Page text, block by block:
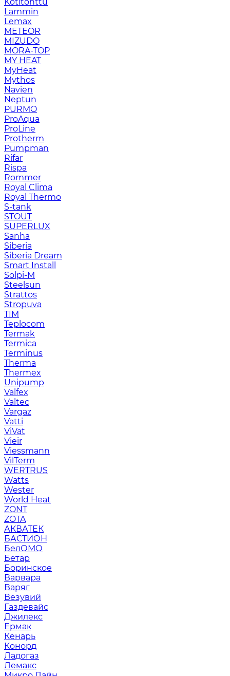
Lammin
Lemax
METEOR
MIZUDO
MORA-TOP
MY HEAT
MyHeat
Mythos
Navien
Neptun
PURMO
ProAqua
ProLine
Protherm
Pumpman
Rifar
Rispa
Rommer
Royal Clima
Royal Thermo
S-tank
STOUT
SUPERLUX
Sanha
Siberia
Siberia Dream
Smart Install
Solpi-M
Steelsun
Strattos
Stropuva
TIM
Teplocom
Termak
Termica
Terminus
Therma
Thermex
Unipump
Valfex
Valtec
Vargaz
Vatti
ViVat
Vieir
Viessmann
VilTerm
WERTRUS
Watts
Wester
World Heat
ZONT
ZOTA
АКВАТЕК
БАСТИОН
БелОМО
Бетар
Боринское
Варвара
Варяг
Везувий
Газдевайс
Джилекс
Ермак
Кенарь
Конорд
Ладогаз
Лемакс